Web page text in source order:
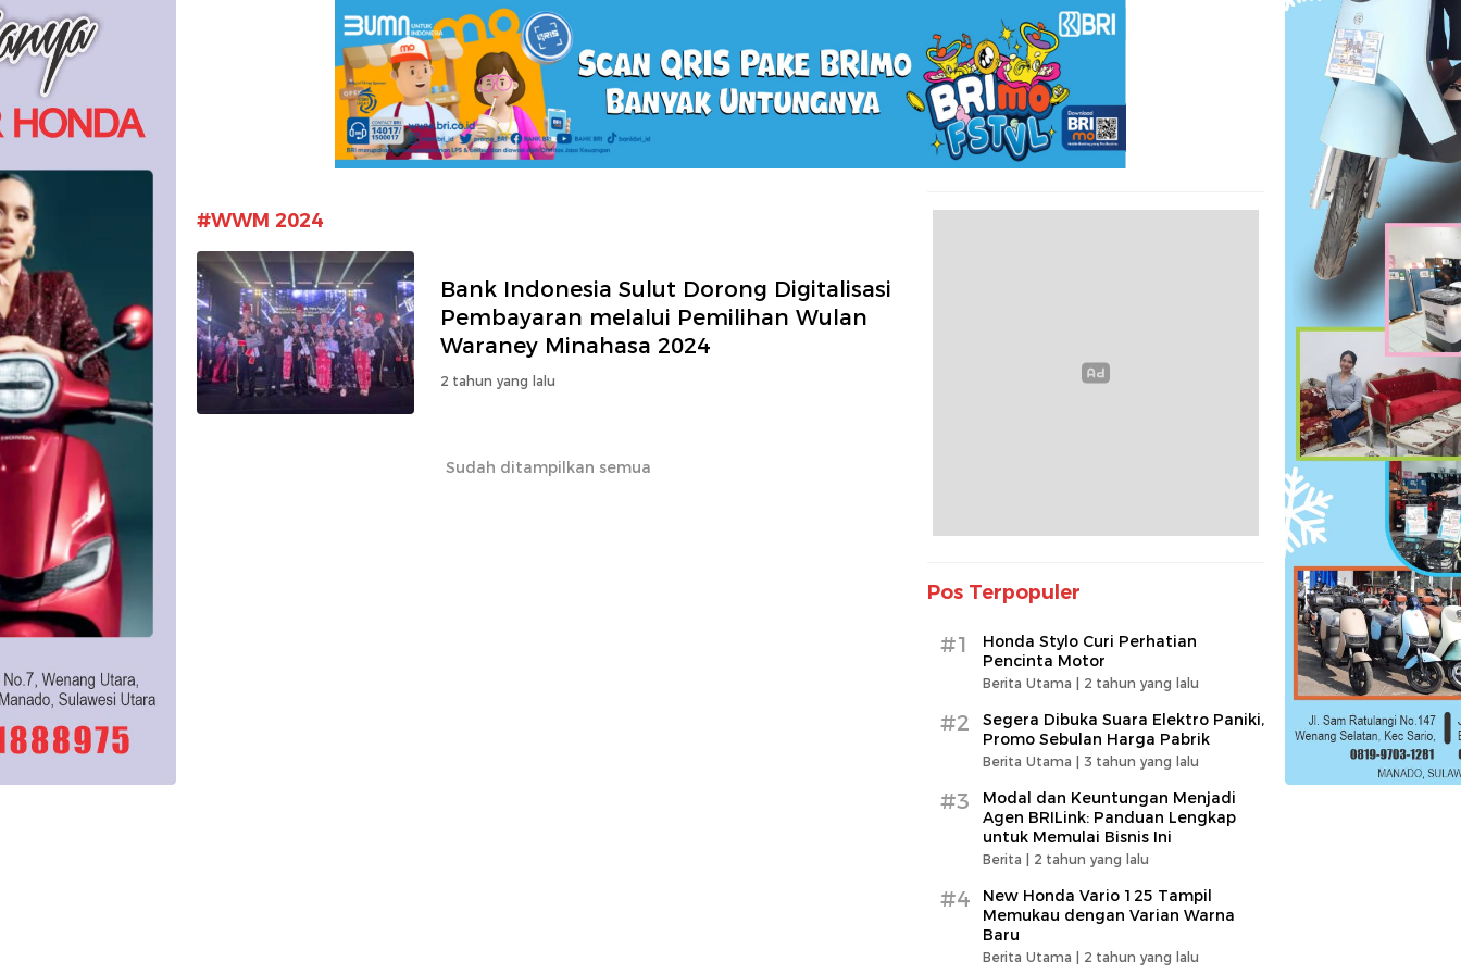
#WWM 2024
Bank Indonesia Sulut Dorong Digitalisasi
Pembayaran melalui Pemilihan Wulan
Waraney Minahasa 2024
2 tahun yang lalu
Sudah ditampilkan semua
Pos Terpopuler
#1
Honda Stylo Curi Perhatian
Pencinta Motor
Berita Utama | 2 tahun yang lalu
#2
Segera Dibuka Suara Elektro Paniki,
Promo Sebulan Harga Pabrik
Berita Utama | 3 tahun yang lalu
#3
Modal dan Keuntungan Menjadi
Agen BRILink: Panduan Lengkap
untuk Memulai Bisnis Ini
Berita | 2 tahun yang lalu
#4
New Honda Vario 125 Tampil
Memukau dengan Varian Warna
Baru
Berita Utama | 2 tahun yang lalu